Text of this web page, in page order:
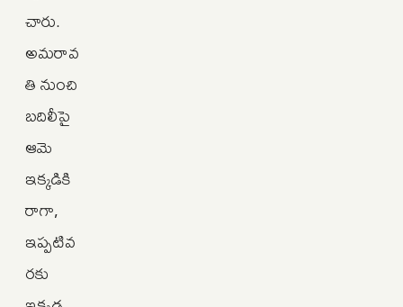
చారు.
అమరావ
తి నుంచి
బదిలీపై
ఆమె
ఇక్కడికి
రాగా,
ఇప్పటివ
రకు